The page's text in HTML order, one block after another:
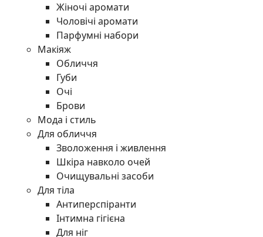
Жіночі аромати
Чоловічі аромати
Парфумні набори
Макіяж
Обличчя
Губи
Очі
Брови
Мода і стиль
Для обличчя
Зволоження і живлення
Шкіра навколо очей
Очищувальні засоби
Для тіла
Антиперспіранти
Інтимна гігієна
Для ніг